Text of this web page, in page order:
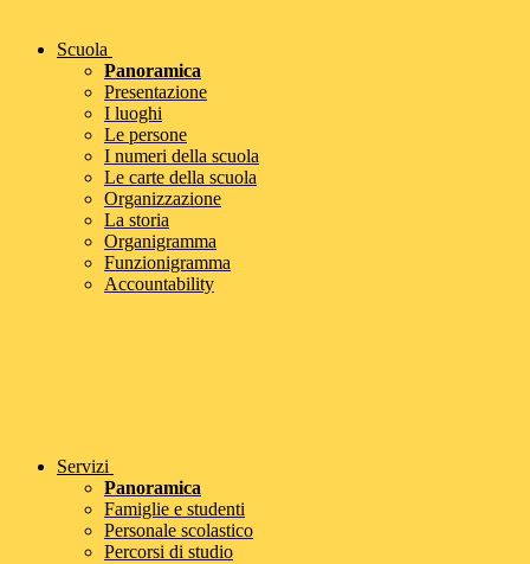
Scuola
Panoramica
Presentazione
I luoghi
Le persone
I numeri della scuola
Le carte della scuola
Organizzazione
La storia
Organigramma
Funzionigramma
Accountability
Servizi
Panoramica
Famiglie e studenti
Personale scolastico
Percorsi di studio